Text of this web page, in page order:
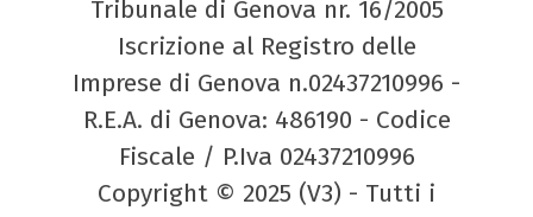
Tribunale di Genova nr. 16/2005
Iscrizione al Registro delle
Imprese di Genova n.02437210996 -
R.E.A. di Genova: 486190 - Codice
Fiscale / P.Iva 02437210996
Copyright © 2025 (V3) - Tutti i